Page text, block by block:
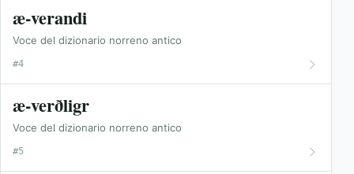
æ-verandi
Voce del dizionario norreno antico
#4
æ-verðligr
Voce del dizionario norreno antico
#5